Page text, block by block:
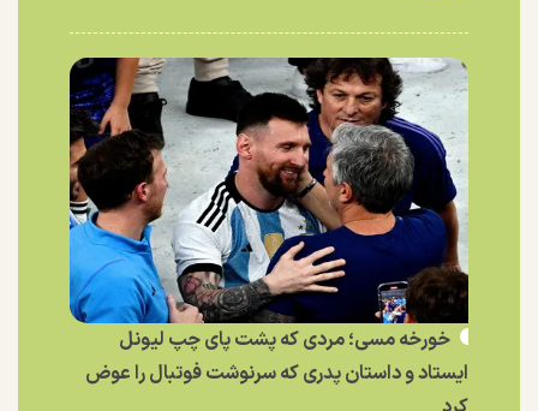
خورخه مسی؛ مردی که پشت پای چپ لیونل
ایستاد و داستان پدری که سرنوشت فوتبال را عوض